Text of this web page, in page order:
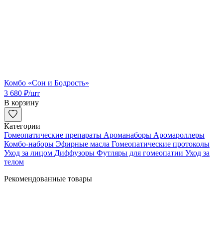
Комбо «Сон и Бодрость»
3 680 ₽/шт
В корзину
Категории
Гомеопатические препараты Ароманаборы Аромароллеры
Комбо-наборы Эфирные масла Гомеопатические протоколы
Уход за лицом Диффузоры Футляры для гомеопатии Уход за
телом
Рекомендованные товары